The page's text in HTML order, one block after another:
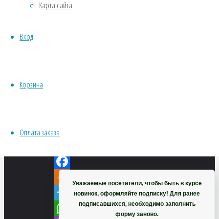
Карта сайта
Вход
Корзина
Оплата заказа
Twitter
Facebook
Odnoklassniki
Telegram
Хвойники
ИНСТРУМЕНТЫ, ОБОРУДОВАНИЕ
Уважаемые посетители, чтобы быть в курсе
новинок, оформляйте подписку! Для ранее
подписавшихся, необходимо заполнить
форму заново.